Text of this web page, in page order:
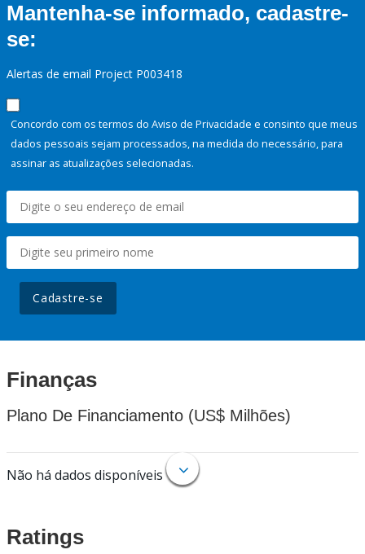
Mantenha-se informado, cadastre-
se:
Alertas de email Project P003418
Concordo com os termos do Aviso de Privacidade e consinto que meus
dados pessoais sejam processados, na medida do necessário, para
assinar as atualizações selecionadas.
Cadastre-se
Finanças
Plano De Financiamento (US$ Milhões)
Não há dados disponíveis
Ratings